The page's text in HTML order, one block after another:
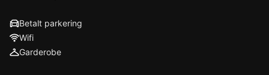
Betalt parkering
Wifi
Garderobe